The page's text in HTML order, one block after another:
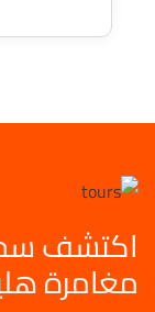
اكتشف
مغامرة